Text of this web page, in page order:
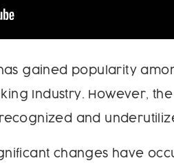
gained popularity
Industry. However,
and
changes have